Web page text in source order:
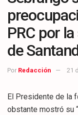
PRC por
de
Por Redacción 21
El Presidente de la
obstante mostró su